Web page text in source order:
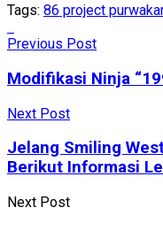
Tags: 86 project
Previous Post
Modifikasi Ninja
Next Post
Jelang Smiling
Berikut Informasi
Next Post